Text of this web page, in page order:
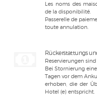
Les noms des
de la disponibilité.
Passerelle de
toute annulation.
Rückerstattungs
Reservierungen
Bei Stornierung
Tagen vor dem
erhoben, die der
Hotel (e) entspricht.